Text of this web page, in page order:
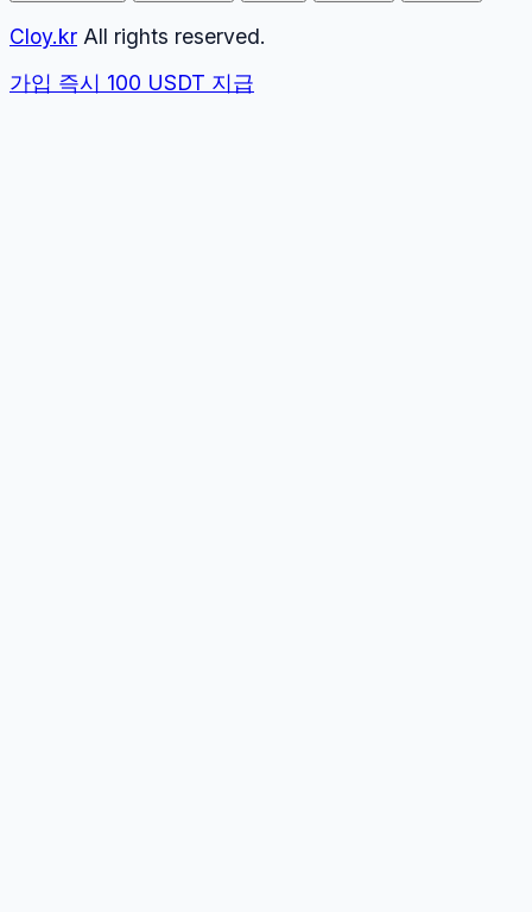
Cloy.kr All rights reserved.
가입 즉시 100 USDT 지급